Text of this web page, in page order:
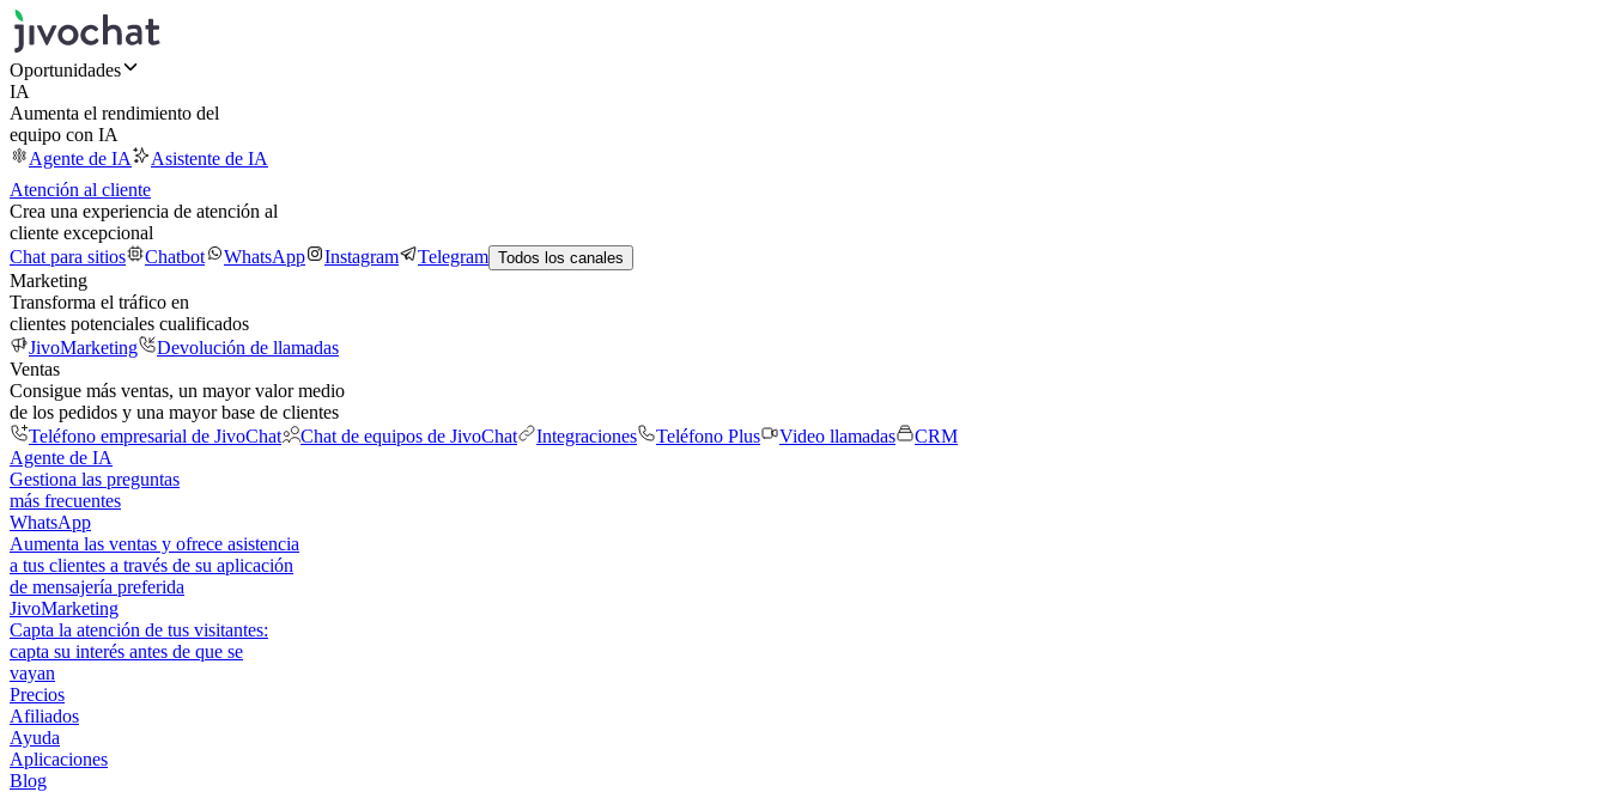
Oportunidades
IA
Aumenta el rendimiento del
equipo con IA
Agente de IA
Asistente de IA
Atención al cliente
Crea una experiencia de atención al
cliente excepcional
Chat para sitios
Chatbot WhatsApp Instagram Telegram Todos los canales
Marketing
Transforma el tráfico en
clientes potenciales cualificados
JivoMarketing
Devolución de llamadas
Ventas
Consigue más ventas, un mayor valor medio
de los pedidos y una mayor base de clientes
Teléfono empresarial de JivoChat
Chat de equipos de JivoChat Integraciones Teléfono Plus Video llamadas
CRM
Agente de IA
Gestiona las preguntas
más frecuentes
WhatsApp
Aumenta las ventas y ofrece asistencia
a tus clientes a través de su aplicación
de mensajería preferida
JivoMarketing
Capta la atención de tus visitantes:
capta su interés antes de que se
vayan
Precios
Afiliados
Ayuda
Aplicaciones
Blog